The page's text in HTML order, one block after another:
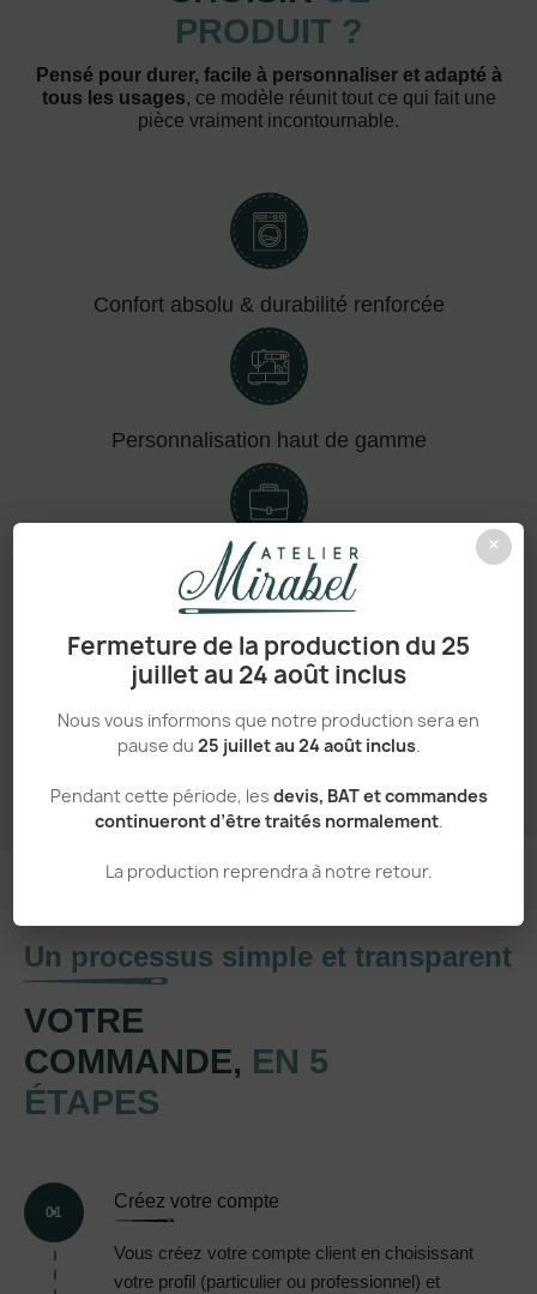
×
Fermeture de la production du 25
juillet au 24 août inclus
Nous vous informons que notre production sera en
pause du 25 juillet au 24 août inclus.
Pendant cette période, les devis, BAT et commandes
continueront d’être traités normalement.
La production reprendra à notre retour.
PRODUIT ?
Pensé pour durer, facile à personnaliser et adapté à
tous les usages, ce modèle réunit tout ce qui fait une
pièce vraiment incontournable.
Confort absolu & durabilité renforcée
Personnalisation haut de gamme
Adapté aux pros comme aux particuliers
Sans minimum de commande
Un processus simple et transparent
VOTRE
COMMANDE, EN 5
ÉTAPES
01
Créez votre compte
Vous créez votre compte client en choisissant
votre profil (particulier ou professionnel) et